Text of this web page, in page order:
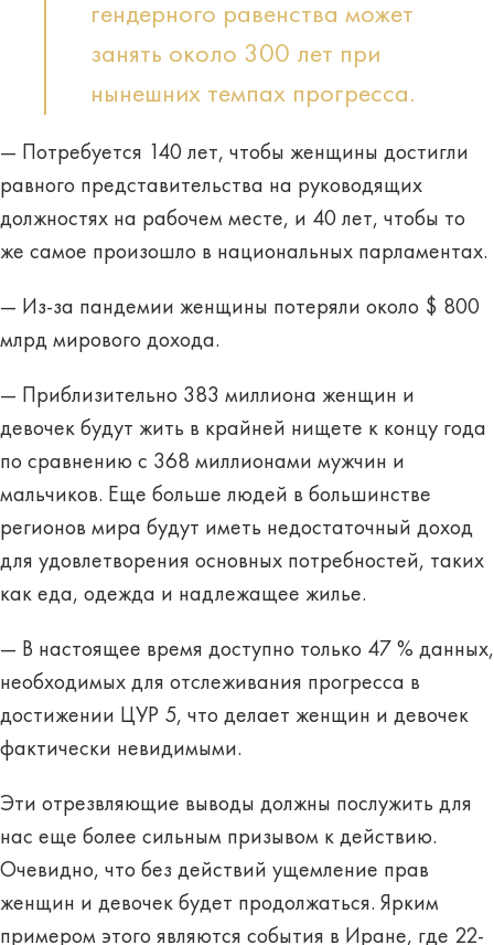
гендерного равенства может
занять около 300 лет при
нынешних темпах прогресса.
— Потребуется 140 лет, чтобы женщины достигли
равного представительства на руководящих
должностях на рабочем месте, и 40 лет, чтобы то
же самое произошло в национальных парламентах.
— Из-за пандемии женщины потеряли около $ 800
млрд мирового дохода.
— Приблизительно 383 миллиона женщин и
девочек будут жить в крайней нищете к концу года
по сравнению с 368 миллионами мужчин и
мальчиков. Еще больше людей в большинстве
регионов мира будут иметь недостаточный доход
для удовлетворения основных потребностей, таких
как еда, одежда и надлежащее жилье.
— В настоящее время доступно только 47 % данных,
необходимых для отслеживания прогресса в
достижении ЦУР 5, что делает женщин и девочек
фактически невидимыми.
Эти отрезвляющие выводы должны послужить для
нас еще более сильным призывом к действию.
Очевидно, что без действий ущемление прав
женщин и девочек будет продолжаться. Ярким
примером этого являются события в Иране, где 22-